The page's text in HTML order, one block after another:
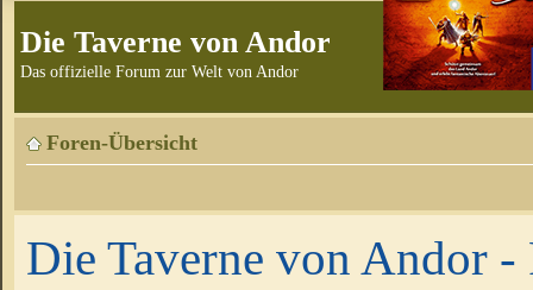
Die Taverne von Andor
Das offizielle Forum zur Welt von Andor
Foren-Übersicht
Die Taverne von Andor -